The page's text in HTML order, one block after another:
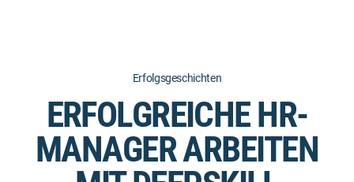
Erfolgsgeschichten
ERFOLGREICHE HR-
MANAGER ARBEITEN